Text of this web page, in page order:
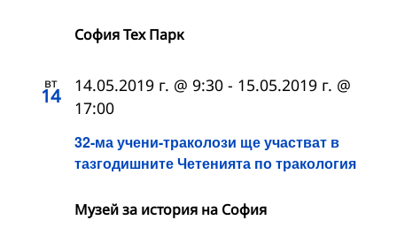
София Тех Парк
вт
14
32-ма учени-траколози ще участват в
тазгодишните Четенията по тракология
14.05.2019 г. @ 9:30 - 15.05.2019 г. @
17:00
Музей за история на София